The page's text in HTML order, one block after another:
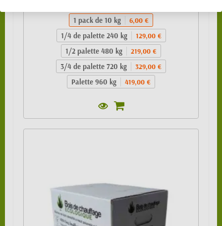
1 pack de 10 kg 6,00 €
1/4 de palette 240 kg 129,00 €
1/2 palette 480 kg 219,00 €
3/4 de palette 720 kg 329,00 €
Palette 960 kg 419,00 €